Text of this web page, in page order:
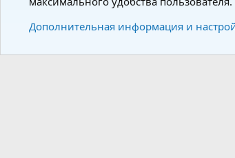
Дополнительная информация и